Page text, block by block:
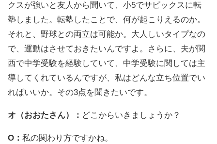
クスが強いと友人から聞いて、小5でサピックスに転
塾しました。転塾したことで、何が起こりえるのか。
それと、野球との両立は可能か。大人しいタイプなの
で、運動はさせておきたいんですよ。さらに、夫が関
西で中学受験を経験していて、中学受験に関しては主
導してくれているんですが、私はどんな立ち位置でい
ればいいか。その3点を聞きたいです。
オ（おおたさん）： どこからいきましょうか？
O： 私の関わり方ですかね。